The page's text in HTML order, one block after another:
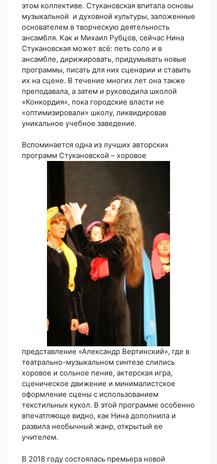
этом коллективе. Стукановская впитала основы
музыкальной и духовной культуры, заложенные
основателем в творческую деятельность
ансамбля. Как и Михаил Рубцов, сейчас Нина
Стукановская может всё: петь соло и в
ансамбле, дирижировать, придумывать новые
программы, писать для них сценарии и ставить
их на сцене. В течение многих лет она также
преподавала, а затем и руководила школой
«Конкордия», пока городские власти не
«оптимизировали» школу, ликвидировав
уникальное учебное заведение.
Вспоминается одна из лучших авторских
программ Стукановской – хоровое
представление «Александр Вертинский», где в
театрально-музыкальном синтезе слились
хоровое и сольное пение, актерская игра,
сценическое движение и минималистское
оформление сцены с использованием
текстильных кукол. В этой программе особенно
впечатляюще видно, как Нина дополнила и
развила необычный жанр, открытый ее
учителем.
В 2018 году состоялась премьера новой